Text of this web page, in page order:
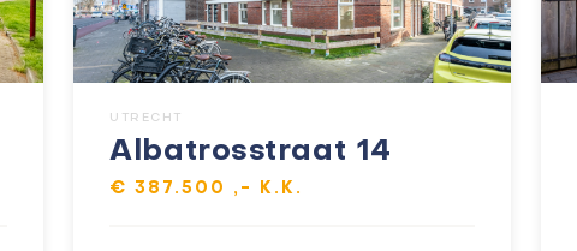
UTRECHT
Albatrosstraat 14
€ 387.500 ,- K.K.